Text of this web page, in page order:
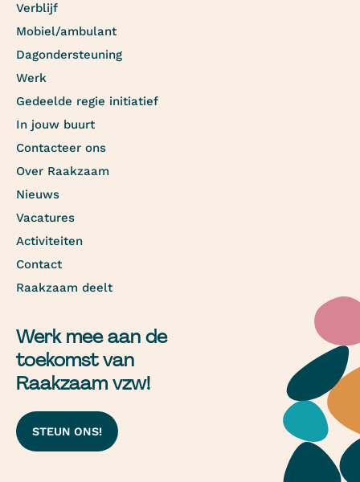
Verblijf
Mobiel/ambulant
Dagondersteuning
Werk
Gedeelde regie initiatief
In jouw buurt
Contacteer ons
Over Raakzaam
Nieuws
Vacatures
Activiteiten
Contact
Raakzaam deelt
Werk mee aan de
toekomst van
Raakzaam vzw!
STEUN ONS!